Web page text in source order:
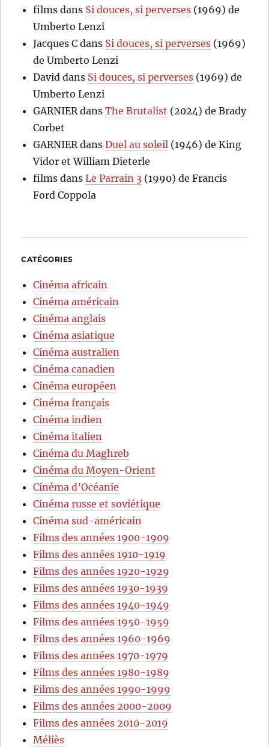
films dans Si douces, si perverses (1969) de
Umberto Lenzi
Jacques C dans Si douces, si perverses (1969)
de Umberto Lenzi
David dans Si douces, si perverses (1969) de
Umberto Lenzi
GARNIERdansThe Brutalist (2024) de Brady
Corbet
GARNIERdansDuel au soleil (1946) de King
Vidor et William Dieterle
films dansLe Parrain 3 (1990) de Francis
Ford Coppola
CATÉGORIES
Cinéma africain
Cinéma américain
Cinéma anglais
Cinéma asiatique
Cinéma australien
Cinéma canadien
Cinéma européen
Cinéma français
Cinéma indien
Cinéma italien
Cinéma du Maghreb
Cinéma du Moyen-Orient
Cinéma d’Océanie
Cinéma russe et soviétique
Cinéma sud-américain
Films des années 1900-1909
Films des années 1910-1919
Films des années 1920-1929
Films des années 1930-1939
Films des années 1940-1949
Films des années 1950-1959
Films des années 1960-1969
Films des années 1970-1979
Films des années 1980-1989
Films des années 1990-1999
Films des années 2000-2009
Films des années 2010-2019
Méliès